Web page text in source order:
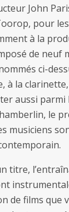
John
pour
à la
de neuf
ci-
à la
aussi parmi
le
musiciens
titre,
de films que